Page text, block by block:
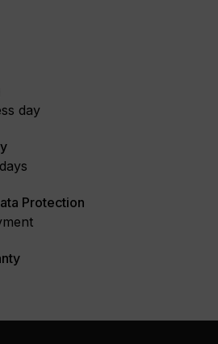
day
Protection